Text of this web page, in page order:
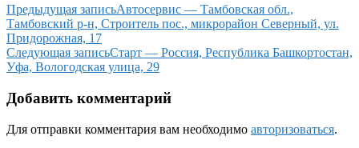
Предыдущая записьАвтосервис — Тамбовская обл.,
Тамбовский р-н, Строитель пос., микрорайон Северный, ул.
Придорожная, 17
Следующая записьСтарт — Россия, Республика Башкортостан,
Уфа, Вологодская улица, 29
Добавить комментарий
Для отправки комментария вам необходимо авторизоваться.